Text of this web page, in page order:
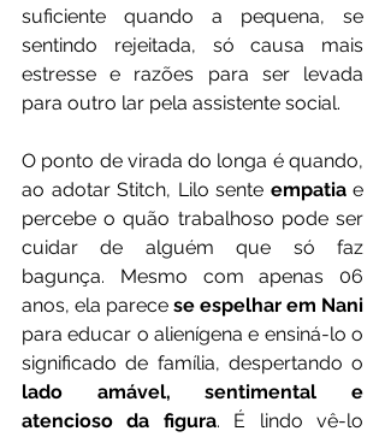
suficiente quando a pequena, se
sentindo rejeitada, só causa mais
estresse e razões para ser levada
para outro lar pela assistente social.
O ponto de virada do longa é quando,
ao adotar Stitch, Lilo sente empatia e
percebe o quão trabalhoso pode ser
cuidar de alguém que só faz
bagunça. Mesmo com apenas 06
anos, ela parece
para educar o alienígena e ensiná-lo o
lado amável, sentimental e
atencioso da figura. É lindo vê-lo